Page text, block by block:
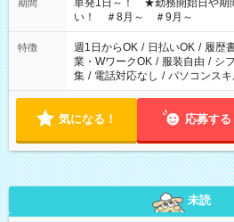
期間
単発1日～！ ★勤務開始日や期
い！ ＃8月～ ＃9月～
特徴 週1日からOK / 日払いOK / 履歴
業・WワークOK / 服装自由 / シ
集 / 電話対応なし / パソコンス
気になる！ 応募する
未読